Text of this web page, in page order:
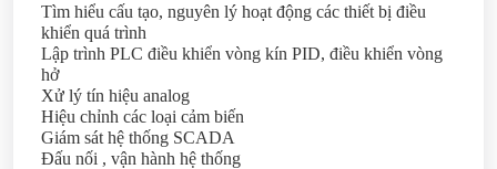
Tìm hiểu cấu tạo, nguyên lý hoạt động các thiết bị điều
khiển quá trình
Lập trình PLC điều khiển vòng kín PID, điều khiển vòng
hở
Xử lý tín hiệu analog
Hiệu chỉnh các loại cảm biến
Giám sát hệ thống SCADA
Đấu nối , vận hành hệ thống